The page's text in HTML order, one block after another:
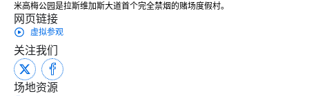
米高梅公园是拉斯维加斯大道首个完全禁烟的赌场度假村。
网页链接
虚拟参观
关注我们
场地资源